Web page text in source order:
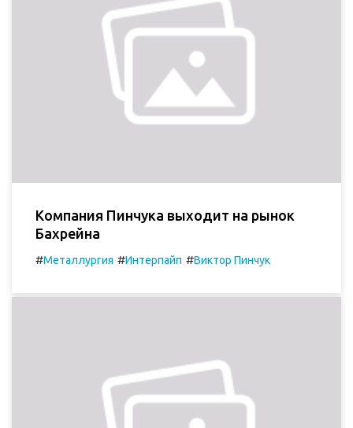
Компания Пинчука выходит на рынок
Бахрейна
#Металлургия #Интерпайп #Виктор Пинчук